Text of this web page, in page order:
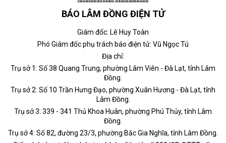
BÁO LÂM ĐỒNG ĐIỆN TỬ
Giám đốc: Lê Huy Toàn
Phó Giám đốc phụ trách báo điện tử: Vũ Ngọc Tú
Địa chỉ:
Trụ sở 1: Số 38 Quang Trung, phường Lâm Viên - Đà Lạt, tỉnh Lâm
Đồng.
Trụ sở 2: Số 10 Trần Hưng Đạo, phường Xuân Hương - Đà Lạt, tỉnh
Lâm Đồng.
Trụ sở 3: 339 - 341 Thủ Khoa Huân, phường Phú Thủy, tỉnh Lâm
Đồng.
Trụ sở 4: Số 82, đường 23/3, phường Bắc Gia Nghĩa, tỉnh Lâm Đồng.